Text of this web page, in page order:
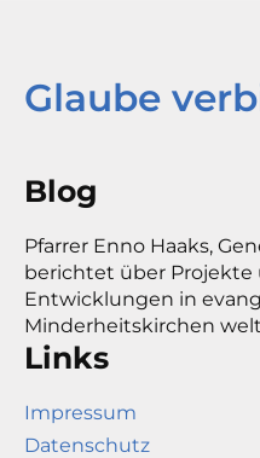
Glaube
Blog
Pfarrer Enno Haaks,
berichtet über Projekte
Entwicklungen in
Minderheitskirchen
Links
Impressum
Datenschutz